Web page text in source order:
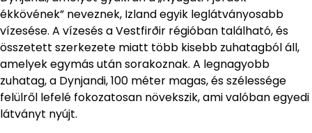
ékkövének” neveznek, Izland egyik leglátványosabb
vízesése. A vízesés a Vestfirðir régióban található, és
összetett szerkezete miatt több kisebb zuhatagból áll,
amelyek egymás után sorakoznak. A legnagyobb
zuhatag, a Dynjandi, 100 méter magas, és szélessége
felülről lefelé fokozatosan növekszik, ami valóban egyedi
látványt nyújt.